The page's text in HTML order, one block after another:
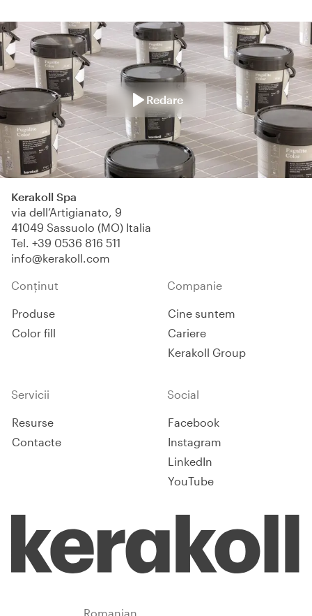
Redare
Kerakoll Spa
via dell’Artigianato, 9
41049 Sassuolo (MO) Italia
Tel. +39 0536 816 511
info@kerakoll.com
Conținut
Produse
Color fill
Companie
Cine suntem
Cariere
Kerakoll Group
Servicii
Resurse
Contacte
Social
Facebook
Instagram
LinkedIn
YouTube
Romanian